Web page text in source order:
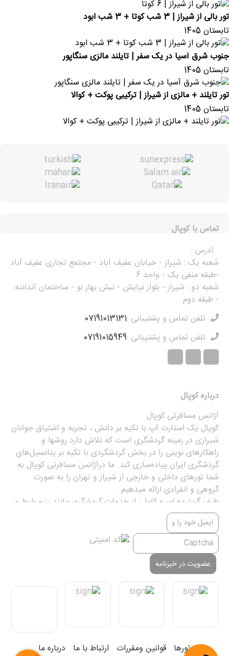
تور بالی از شیراز | 3 شب کوتا + 3 شب ابود
تابستان 1405
جنوب شرق آسیا در یک سفر | تایلند مالزی سنگاپور
تابستان 1405
تور تایلند + مالزی از شیراز | ترکیبی پوکت + کوالا
تابستان 1405
تماس با کوپال
تماس با کوپال
آدرس :
شعبه یک : شیراز - خیابان عفیف آباد - مجتمع تجاری عفیف آباد
-طبقه منفی یک - واحد 6
شعبه دو : شیراز - بلوار نیایش - نبش بهار نو - ساختمان آندانته
- طبقه دوم
تلفن تماس و پشتیبانی :07191013131
تلفن تماس و پشتیبانی :07191015949
درباره کوپال
آژانس مسافرتی کوپال
کوپال یک استارت آپ با تکیه بر دانش ، تجربه و اشتیاق جوانان
شیرازی در زمینه گردشگری است که تلاش دارد روشها و
راهکارهای نوینی را در بخش گردشگردی با تکیه بر پتانسیل‌های
گردشگری ایران پیاده‌سازی کند. ما درآژانس مسافرتی کوپال به
شما تورهای داخلی و خارجی از شیراز و تهران را به صورت
گروهی و انفرادی ارائه میدهیم .
طیف گسترده ای و کاملی از خدمات گردشگری مانند رزرو بلیط و
هتل، تور، ویزا، خدمات گشت و تفریح در مقاصد، بیمه مسافرتی
و ... را میتوانید از کوپال دریافت کنید.
کوپال یک برند ثبت شده در صنعت گردشگری است.
کوپال ارزانترین قیمت تور از شیراز مانند کیش ، مشهد ، استانبول
، دبی ، تور اروپا ، تور تایلند ، تور مالزی ، تور سریلانکا و ... را
ارائه میدهد . آژانس مسافرتی و گردشگری کوپال در زمینه
خدمات گردشگری مانند بلیط هواپیما، تور، ویزا، هتل و کلیه
خدمات گردشگری در مسیرهای داخلی و خارجی فعالیت دارد.
جهت رزرو تورهای داخلی و خارجی از شیراز و تهران میتوانید در
.
تورها قوانین ومقررات ارتباط با ما
درباره ما